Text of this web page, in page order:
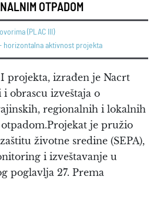
OTPADOM
(PLAC III)
horizontalna aktivnost projekta
projekta, izrađen je Nacrt
obrascu izveštaja o
regionalnih i lokalnih
je pružio
životne sredine (SEPA),
i izveštavanje u
poglavlja 27. Prema